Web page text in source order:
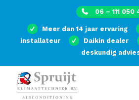
06 – 111 050
Meer dan 14 jaar ervaring
installateur
Daikin dealer
deskundig